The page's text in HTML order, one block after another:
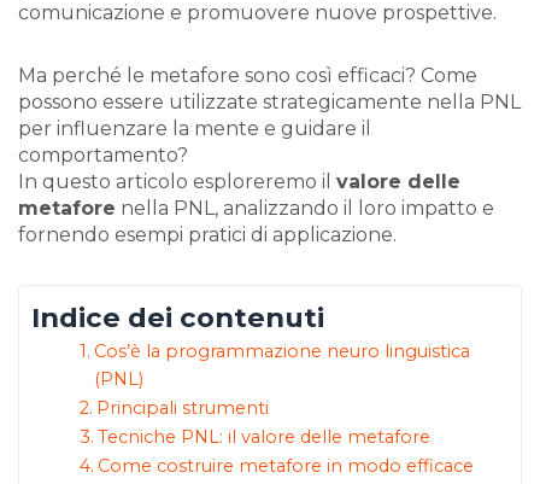
comunicazione e promuovere nuove prospettive.
Ma perché le metafore sono così efficaci? Come
possono essere utilizzate strategicamente nella PNL
per influenzare la mente e guidare il
comportamento?
In questo articolo esploreremo il valore delle
metafore nella PNL, analizzando il loro impatto e
fornendo esempi pratici di applicazione.
Indice dei contenuti
Cos’è la programmazione neuro linguistica
(PNL)
Principali strumenti
Tecniche PNL: il valore delle metafore
Come costruire metafore in modo efficace